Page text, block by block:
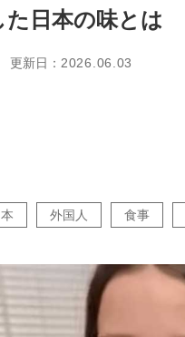
日本の味とは
更新日： 2026.06.03
外国人 食事